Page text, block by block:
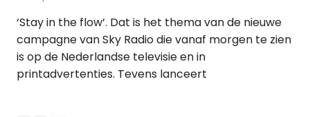
‘Stay in the flow’. Dat is het thema van de nieuwe
campagne van Sky Radio die vanaf morgen te zien
is op de Nederlandse televisie en in
printadvertenties. Tevens lanceert